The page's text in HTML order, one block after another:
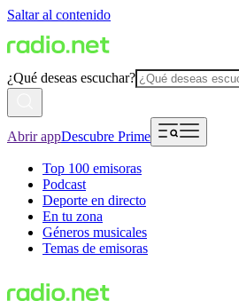
Saltar al contenido
¿Qué deseas escuchar?
Abrir appDescubre Prime
Top 100 emisoras
Podcast
Deporte en directo
En tu zona
Géneros musicales
Temas de emisoras